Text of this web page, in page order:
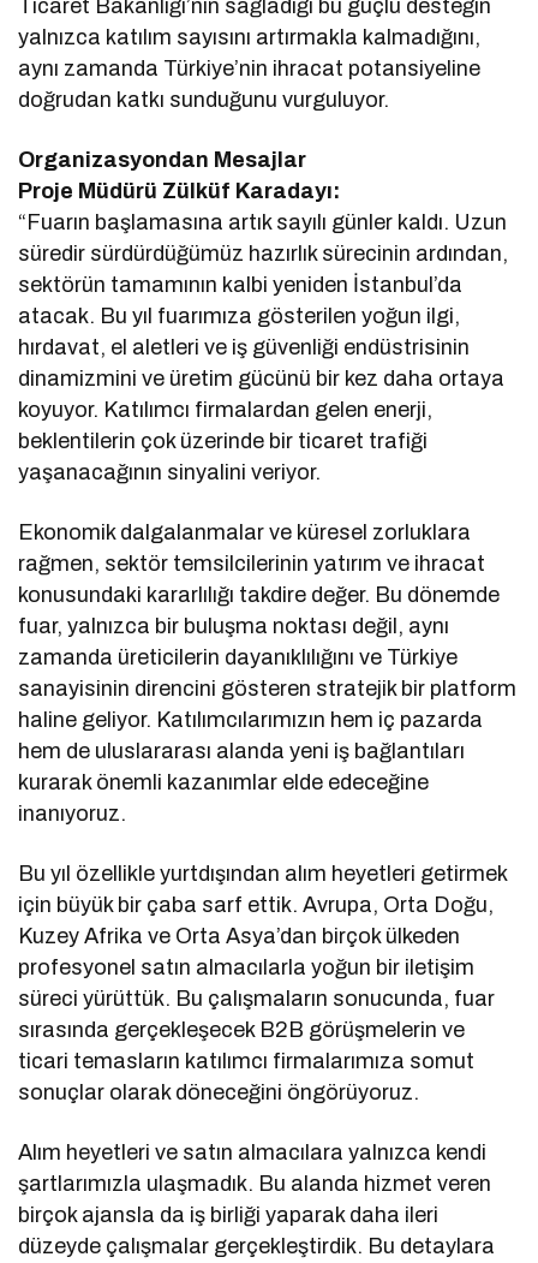
Ticaret Bakanlığı’nın sağladığı bu güçlü desteğin
yalnızca katılım sayısını artırmakla kalmadığını,
aynı zamanda Türkiye’nin ihracat potansiyeline
doğrudan katkı sunduğunu vurguluyor.
Organizasyondan Mesajlar
Proje Müdürü Zülküf Karadayı:
“Fuarın başlamasına artık sayılı günler kaldı. Uzun
süredir sürdürdüğümüz hazırlık sürecinin ardından,
sektörün tamamının kalbi yeniden İstanbul’da
atacak. Bu yıl fuarımıza gösterilen yoğun ilgi,
hırdavat, el aletleri ve iş güvenliği endüstrisinin
dinamizmini ve üretim gücünü bir kez daha ortaya
koyuyor. Katılımcı firmalardan gelen enerji,
beklentilerin çok üzerinde bir ticaret trafiği
yaşanacağının sinyalini veriyor.
Ekonomik dalgalanmalar ve küresel zorluklara
rağmen, sektör temsilcilerinin yatırım ve ihracat
konusundaki kararlılığı takdire değer. Bu dönemde
fuar, yalnızca bir buluşma noktası değil, aynı
zamanda üreticilerin dayanıklılığını ve Türkiye
sanayisinin direncini gösteren stratejik bir platform
haline geliyor. Katılımcılarımızın hem iç pazarda
hem de uluslararası alanda yeni iş bağlantıları
kurarak önemli kazanımlar elde edeceğine
inanıyoruz.
Bu yıl özellikle yurtdışından alım heyetleri getirmek
için büyük bir çaba sarf ettik. Avrupa, Orta Doğu,
Kuzey Afrika ve Orta Asya’dan birçok ülkeden
profesyonel satın almacılarla yoğun bir iletişim
süreci yürüttük. Bu çalışmaların sonucunda, fuar
sırasında gerçekleşecek B2B görüşmelerin ve
ticari temasların katılımcı firmalarımıza somut
sonuçlar olarak döneceğini öngörüyoruz.
Alım heyetleri ve satın almacılara yalnızca kendi
şartlarımızla ulaşmadık. Bu alanda hizmet veren
birçok ajansla da iş birliği yaparak daha ileri
düzeyde çalışmalar gerçekleştirdik. Bu detaylara